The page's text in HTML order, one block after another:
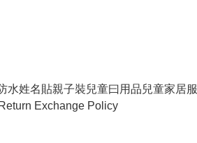
水姓名貼親子裝兒童曰用品兒童家居服
Exchange Policy